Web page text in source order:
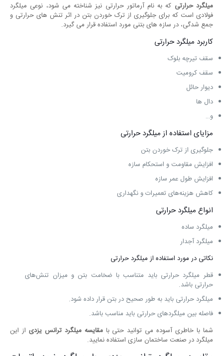
میلگرد حرارتی که به نام آرماتور حرارتی نیز شناخته می ‌شود، نوعی میلگرد
فولادی است که برای جلوگیری از ترک خوردن بتن در اثر تنش ‌های حرارتی و
جمع شدگی، در سازه‌ های بتنی مورد استفاده قرار می ‌گیرد.
کاربرد میلگرد حرارتی
سقف تیرچه بلوک
سقف کرومیت
دیوار حائل
دال ها
و…
مزایای استفاده از میلگرد حرارتی
جلوگیری از ترک خوردن بتن
افزایش مقاومت و استحکام سازه
افزایش طول عمر سازه
کاهش هزینه‌های تعمیرات و نگهداری
انواع میلگرد حرارتی
میلگرد ساده
میلگرد آجدار
نکاتی در مورد استفاده از میلگرد حرارتی
قطر میلگرد حرارتی باید متناسب با ضخامت بتن و میزان تنش‌های
حرارتی باشد.
میلگرد حرارتی باید به طور صحیح در بتن قرار داده شود.
فاصله بین میلگردهای حرارتی باید مناسب باشد.
شما با خاطری آسوده می توانید حتی بامقایسه میلگرد ترانس یزدی از این
میلگرد در صنعت ساختمان سازی استفاده نمایید.